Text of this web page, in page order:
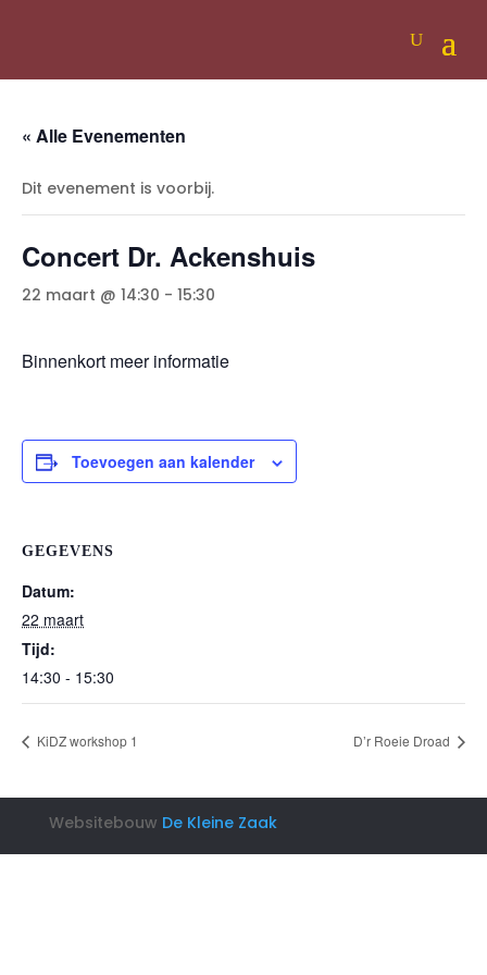
« Alle Evenementen
Dit evenement is voorbij.
Concert Dr. Ackenshuis
22 maart @ 14:30 - 15:30
Binnenkort meer informatie
Toevoegen aan kalender
GEGEVENS
Datum:
22 maart
Tijd:
14:30 - 15:30
KiDZ workshop 1 D’r Roeie Droad
Websitebouw De Kleine Zaak